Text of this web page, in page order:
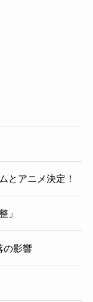
とアニメ決定！
」
の影響